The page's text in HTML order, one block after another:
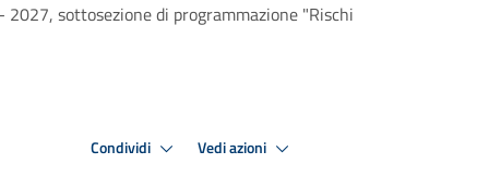
sottosezione di programmazione "Rischi
Condividi Vedi azioni